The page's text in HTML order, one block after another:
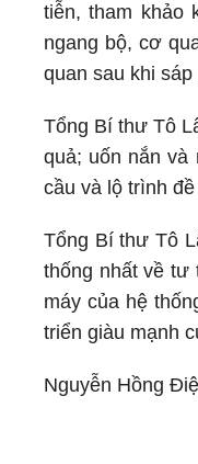
tiễn, tham khảo
ngang bộ, cơ
quan sau khi
Tổng Bí thư Tô
quả; uốn nắn và
cầu và lộ trình đề
Tổng Bí thư Tô
thống nhất về tư
máy của hệ
triển giàu mạnh
Nguyễn Hồng